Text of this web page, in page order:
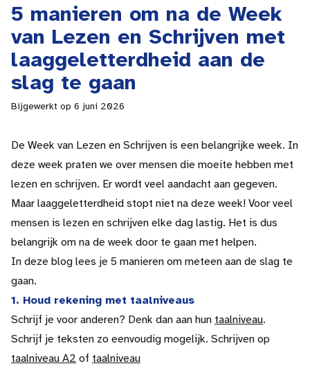
5 manieren om na de Week
van Lezen en Schrijven met
laaggeletterdheid aan de
slag te gaan
Bijgewerkt op 6 juni 2026
De Week van Lezen en Schrijven is een belangrijke week. In
deze week praten we over mensen die moeite hebben met
lezen en schrijven. Er wordt veel aandacht aan gegeven.
Maar laaggeletterdheid stopt niet na deze week! Voor veel
mensen is lezen en schrijven elke dag lastig. Het is dus
belangrijk om na de week door te gaan met helpen.
In deze blog lees je 5 manieren om meteen aan de slag te
gaan.
1. Houd rekening met taalniveaus
Schrijf je voor anderen? Denk dan aan hun taalniveau.
Schrijf je teksten zo eenvoudig mogelijk. Schrijven op
taalniveau A2 of taalniveau